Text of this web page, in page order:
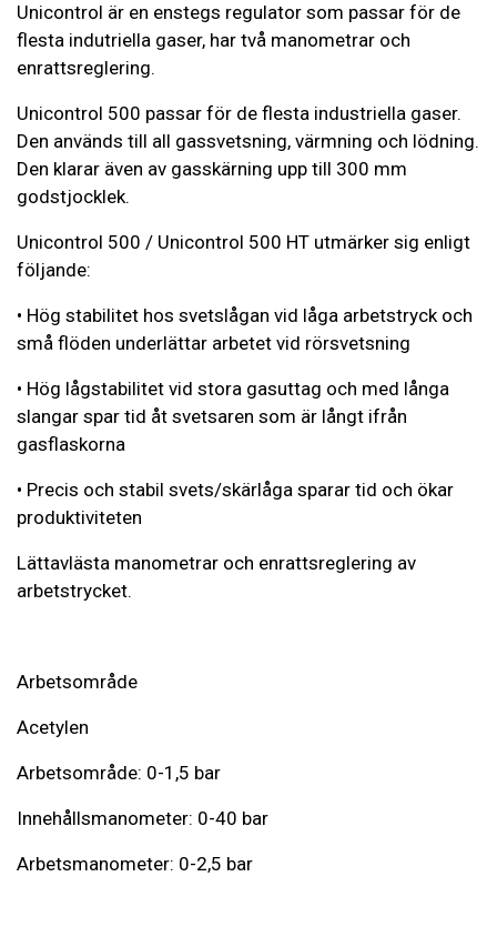
Unicontrol är en enstegs regulator som passar för de
flesta indutriella gaser, har två manometrar och
enrattsreglering.
Unicontrol 500 passar för de flesta industriella gaser.
Den används till all gassvetsning, värmning och lödning.
Den klarar även av gasskärning upp till 300 mm
godstjocklek.
Unicontrol 500 / Unicontrol 500 HT utmärker sig enligt
följande:
• Hög stabilitet hos svetslågan vid låga arbetstryck och
små flöden underlättar arbetet vid rörsvetsning
• Hög lågstabilitet vid stora gasuttag och med långa
slangar spar tid åt svetsaren som är långt ifrån
gasflaskorna
• Precis och stabil svets/skärlåga sparar tid och ökar
produktiviteten
Lättavlästa manometrar och enrattsreglering av
arbetstrycket.
Arbetsområde
Acetylen
Arbetsområde: 0-1,5 bar
Innehållsmanometer: 0-40 bar
Arbetsmanometer: 0-2,5 bar